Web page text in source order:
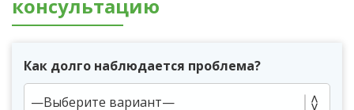
консультацию
Как долго наблюдается проблема?